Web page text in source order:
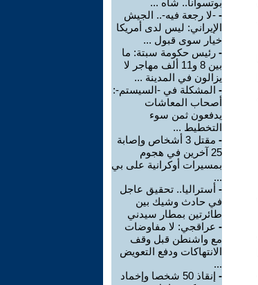
بوتسوانا.. شاه ...
- -لا رجعة فيه-.. الجيش
الإيراني: ليس لدى أمريكا
خيار سوى قبول ...
- رئيس حكومة سبتة: ما
بين 8 و11 ألف مهاجر لا
يزالون في المدينة ...
- المشكلة في -السيستم-:
أصحاب المعاشات
يدفعون ثمن سوء
التخطيط ...
-
مقتل 3 أشخاص وإصابة
25 آخرين في هجوم
بمسيرات أوكرانية على بي
...
- أستراليا.. تحقيق عاجل
في حادث وشيك بين
طائرتين بمطار سيدني
- عراقجي: لا مفاوضات
مع واشنطن قبل وقف
الانتهاكات ودفع التعويض
...
-
إنقاذ 50 شخصا وإخماد